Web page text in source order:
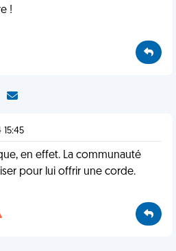
!
en effet. La communauté
pour lui offrir une corde.